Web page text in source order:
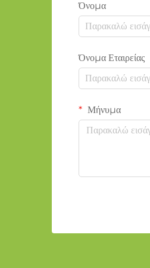
Όνομα
Όνομα Εταιρείας
Μήνυμα